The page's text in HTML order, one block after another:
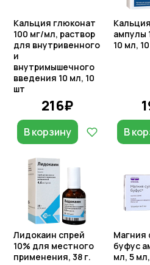
Кальция глюконат
100 мг/мл, раствор
для внутривенного
и
внутримышечного
введения 10 мл, 10
шт
216₽
В корзину
ампулы
10 мл,
В
Лидокаин спрей
10% для местного
применения, 38 г.
Магния
буфус
мл, 5